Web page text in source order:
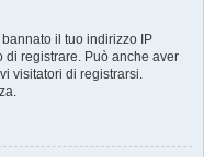
il tuo indirizzo IP
di registrare. Può anche aver
visitatori di registrarsi.